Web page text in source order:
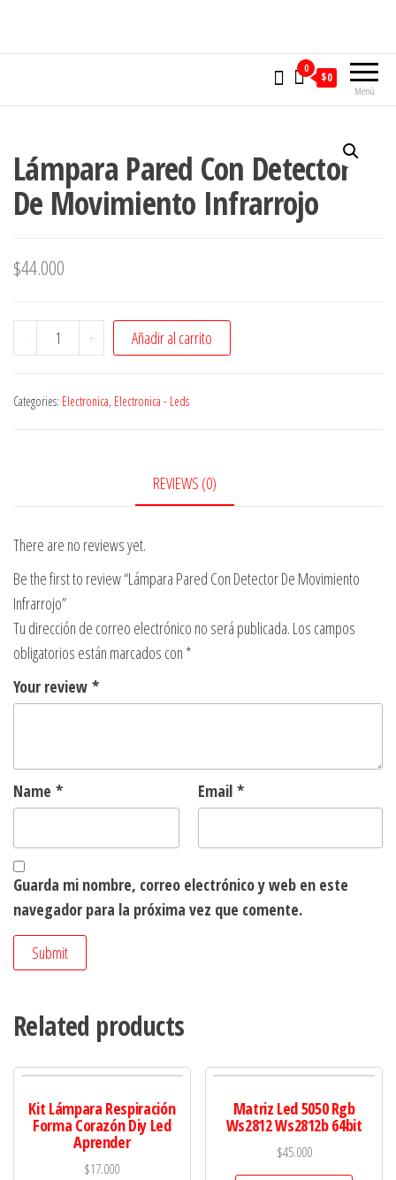
contenido
Menú
0
$0
Lámpara Pared Con Detector
De Movimiento Infrarrojo
$44.000
-
Lámpara
Pared
Detector
+ Añadir al carrito
Categories: Electronica, Electronica - Leds
REVIEWS (0)
There are no reviews yet.
Be the first to review “Lámpara Pared Con Detector De Movimiento
Infrarrojo”
Tu dirección de correo electrónico no será publicada. Los campos
obligatorios están marcados con *
Your review *
Name * Email *
Guarda mi nombre, correo electrónico y web en este
navegador para la próxima vez que comente.
Related products
Kit Lámpara Respiración
Forma Corazón Diy Led
Aprender
$17.000
Matriz Led 5050 Rgb
Ws2812 Ws2812b 64bit
$45.000